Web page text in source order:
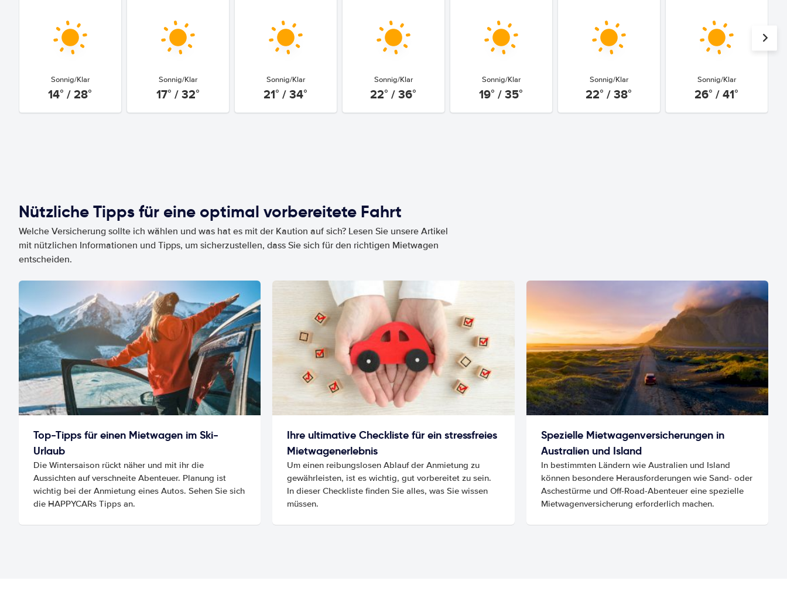
Sonnig/Klar
14° / 28°
Sonnig/Klar
17° / 32°
Sonnig/Klar
21° / 34°
Sonnig/Klar
22° / 36°
Sonnig/Klar
19° / 35°
Sonnig/Klar
22° / 38°
Sonnig/Klar
26° / 41°
Nützliche Tipps für eine optimal vorbereitete Fahrt
Welche Versicherung sollte ich wählen und was hat es mit der Kaution auf sich? Lesen Sie unsere Artikel
mit nützlichen Informationen und Tipps, um sicherzustellen, dass Sie sich für den richtigen Mietwagen
entscheiden.
Top-Tipps für einen Mietwagen im Ski-
Urlaub
Die Wintersaison rückt näher und mit ihr die
Aussichten auf verschneite Abenteuer. Planung ist
wichtig bei der Anmietung eines Autos. Sehen Sie sich
die HAPPYCARs Tipps an.
Ihre ultimative Checkliste für ein stressfreies
Mietwagenerlebnis
Um einen reibungslosen Ablauf der Anmietung zu
gewährleisten, ist es wichtig, gut vorbereitet zu sein.
In dieser Checkliste finden Sie alles, was Sie wissen
müssen.
Spezielle Mietwagenversicherungen in
Australien und Island
In bestimmten Ländern wie Australien und Island
können besondere Herausforderungen wie Sand- oder
Aschestürme und Off-Road-Abenteuer eine spezielle
Mietwagenversicherung erforderlich machen.